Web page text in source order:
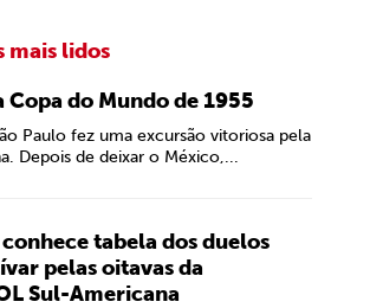
mais lidos
Copa do Mundo de 1955
Paulo fez uma excursão vitoriosa pela
Depois de deixar o México,...
tabela dos duelos
pelas oitavas da
Sul-Americana